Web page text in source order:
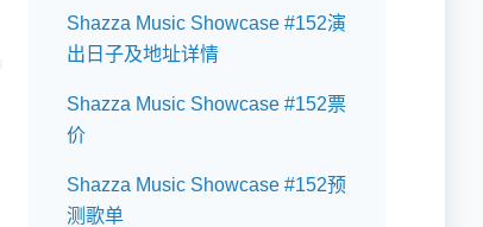
Shazza Music Showcase #152演
出日子及地址详情
Shazza Music Showcase #152票
价
Shazza Music Showcase #152预
测歌单